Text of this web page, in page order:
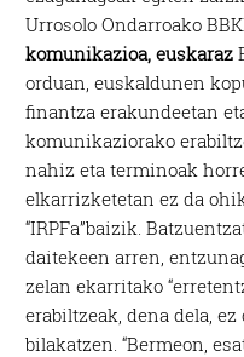
Urrosolo Ondarroako
komunikazioa, euskaraz
orduan, euskaldunen
finantza erakundeetan
komunikaziorako
nahiz eta terminoak
elkarrizketetan ez da
“IRPFa”baizik.
daitekeen arren,
zelan ekarritako
erabiltzeak, dena dela,
bilakatzen.“Bermeon,